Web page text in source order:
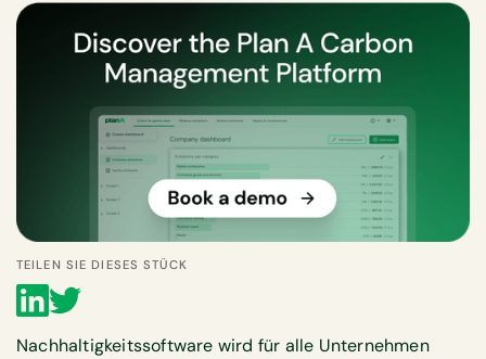
TEILEN SIE DIESES STÜCK
Nachhaltigkeitssoftware wird für alle Unternehmen